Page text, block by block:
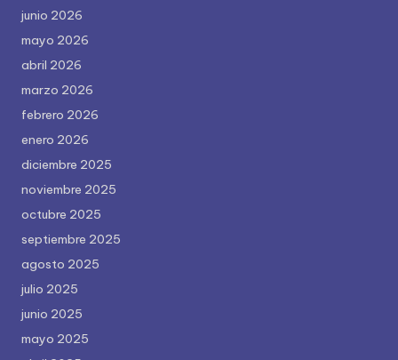
junio 2026
mayo 2026
abril 2026
marzo 2026
febrero 2026
enero 2026
diciembre 2025
noviembre 2025
octubre 2025
septiembre 2025
agosto 2025
julio 2025
junio 2025
mayo 2025